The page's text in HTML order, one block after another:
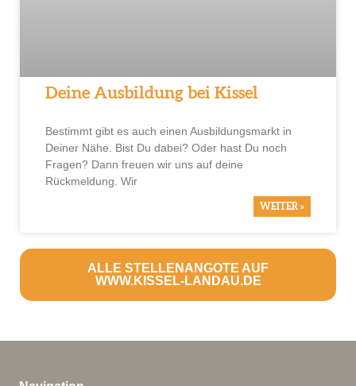
Deine Ausbildung bei Kissel
Bestimmt gibt es auch einen Ausbildungsmarkt in
Deiner Nähe. Bist Du dabei? Oder hast Du noch
Fragen? Dann freuen wir uns auf deine
Rückmeldung. Wir
WEITER »
ALLE STELLENANGOTE AUF
WWW.KISSEL-LANDAU.DE